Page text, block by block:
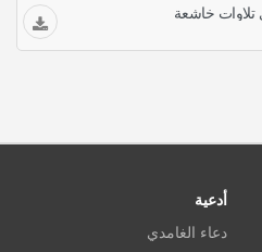
خاشعة
أدعية
دعاء الغامدي